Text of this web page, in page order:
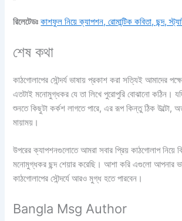
রিলেটেডঃ কাশফুল নিয়ে ক্যাপশন, রোমান্টিক কবিতা, ছন্দ,
শেষ কথা
কাঠগোলাপের সৌন্দর্য ভাষায় প্রকাশ করা সত্যিই আমাদের
এতটাই মনোমুগ্ধকর যে তা লিখে পুরোপুরি বোঝানো কঠিন।
শুনতে কিছুটা কর্কশ লাগতে পারে, এর রূপ কিন্তু ঠিক উল্টো,
মায়াময়।
উপরের ক্যাপশনগুলোতে আমরা সবার প্রিয় কাঠগোলাপ নিয়ে
মনোমুগ্ধকর ছন্দ শেয়ার করেছি। আশা করি এগুলো আপনার
কাঠগোলাপের সৌন্দর্যে আরও মুগ্ধ হতে পারবেন।
Bangla Msg Author